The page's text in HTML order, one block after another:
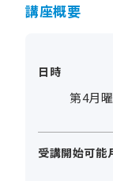
講座概要
日時
第4月
受講開始可能